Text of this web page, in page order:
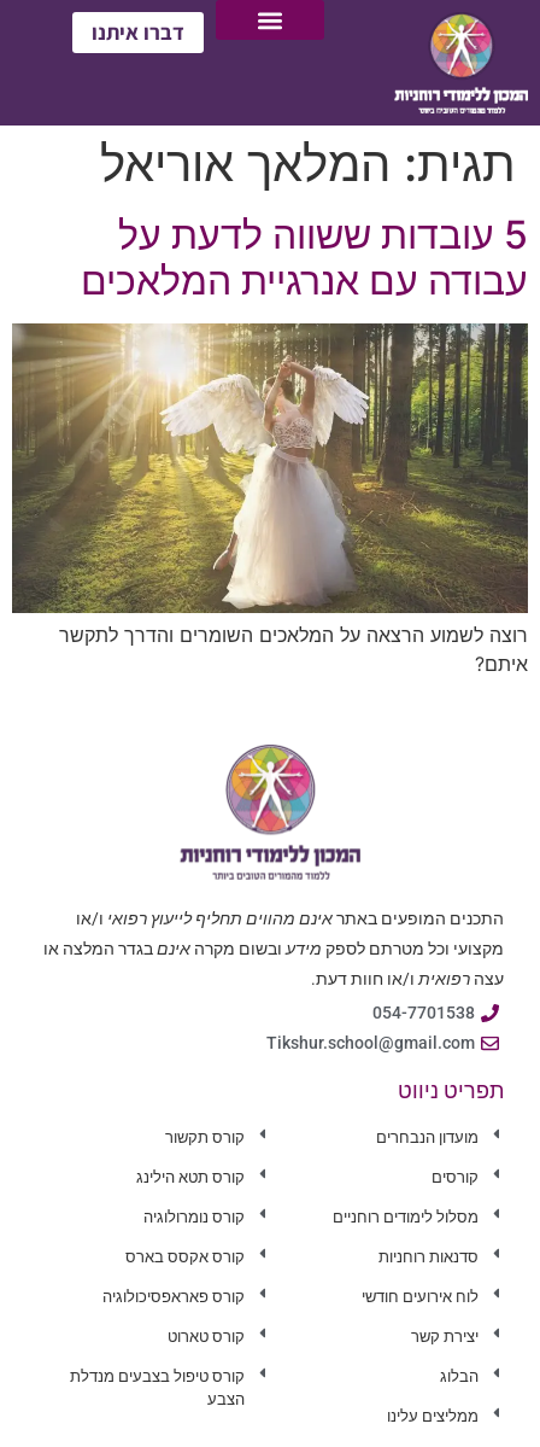
דברו איתנו
תגית: המלאך אוריאל
5 עובדות ששווה לדעת על
עבודה עם אנרגיית המלאכים
רוצה לשמוע הרצאה על המלאכים השומרים והדרך לתקשר
איתם?
התכנים המופעים באתראינם מהווים תחליף לייעוץ רפואי ו/או
מקצועי וכל מטרתם לספק מידע ובשום מקרה אינםבגדר המלצה או
עצה רפואית ו/או חוות דעת.
054-7701538
Tikshur.school@gmail.com
תפריט ניווט
מועדון הנבחרים
קורסים
מסלול לימודים רוחניים
סדנאות רוחניות
לוח אירועים חודשי
יצירת קשר
הבלוג
ממליצים עלינו
קורס תקשור
קורס תטא הילינג
קורס נומרולוגיה
קורס אקסס בארס
קורס פאראפסיכולוגיה
קורס טארוט
קורס טיפול בצבעים מנדלת
הצבע